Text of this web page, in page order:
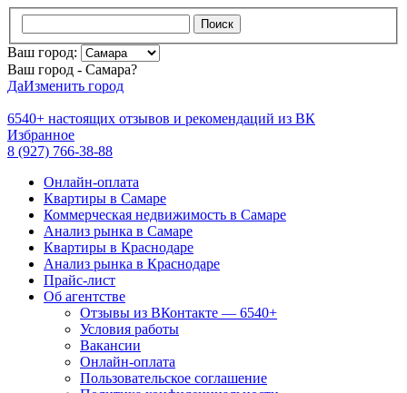
Поиск
Ваш город:
Ваш город - Самара?
ДаИзменить город
6540+ настоящих отзывов и рекомендаций из ВК
Избранное
8 (927) 766-38-88
Онлайн-оплата
Квартиры в Самаре
Коммерческая недвижимость в Самаре
Анализ рынка в Самаре
Квартиры в Краснодаре
Анализ рынка в Краснодаре
Прайс-лист
Об агентстве
Отзывы из ВКонтакте — 6540+
Условия работы
Вакансии
Онлайн-оплата
Пользовательское соглашение